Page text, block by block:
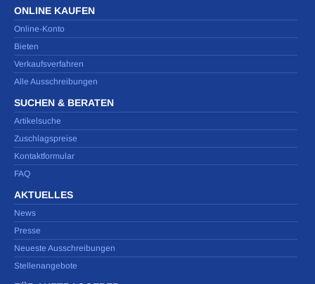
ONLINE KAUFEN
Online-Konto
Bieten
Verkaufsverfahren
Alle Ausschreibungen
SUCHEN & BERATEN
Artikelsuche
Zuschlagspreise
Kontaktformular
FAQ
AKTUELLES
News
Presse
Neueste Ausschreibungen
Stellenangebote